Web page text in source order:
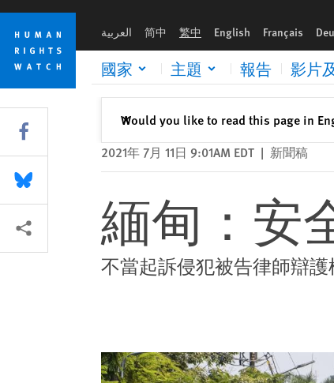
Skip
cookie
privacy
notice
Skip
main
content
العربية 简中 繁中 English Français
國家 主題 報告 影片
Would you like to read this page in
✕關閉
2021年 7月 11日 9:01AM EDT | 新聞稿
緬甸：安
不當起訴侵犯被告律師辯
Share this via Facebook
Share this via Bluesky
More sharing options